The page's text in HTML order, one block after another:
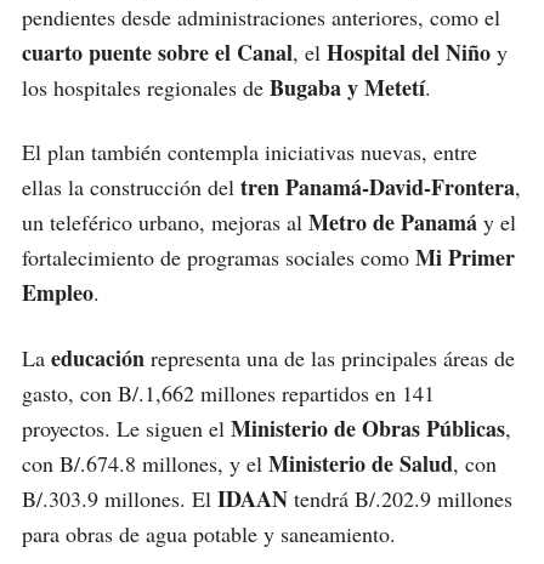
pendientes desde administraciones anteriores, como el
cuarto puente sobre el Canal, el Hospital del Niño y
los hospitales regionales de Bugaba y Metetí.
El plan también contempla iniciativas nuevas, entre
ellas la construcción del tren Panamá-David-Frontera,
un teleférico urbano, mejoras al Metro de Panamá y el
fortalecimiento de programas sociales como Mi Primer
Empleo.
La educación representa una de las principales áreas de
gasto, con B/.1,662 millones repartidos en 141
proyectos. Le siguen el Ministerio de Obras Públicas,
con B/.674.8 millones, y el Ministerio de Salud, con
B/.303.9 millones. El IDAAN tendrá B/.202.9 millones
para obras de agua potable y saneamiento.